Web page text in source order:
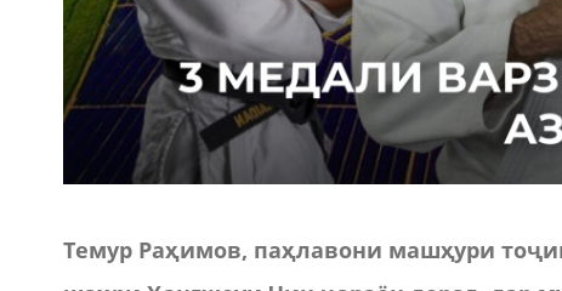
Темур Раҳимов, паҳлавони машҳури тоҷ